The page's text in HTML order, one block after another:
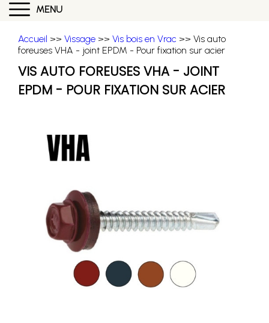
MENU
Accueil >> Vissage >> Vis bois en Vrac >> Vis auto
foreuses VHA - joint EPDM - Pour fixation sur acier
VIS AUTO FOREUSES VHA - JOINT
EPDM - POUR FIXATION SUR ACIER